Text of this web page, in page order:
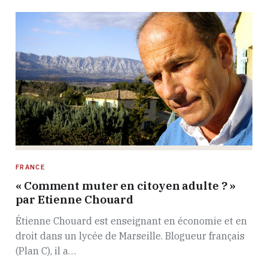
FRANCE
« Comment muter en citoyen adulte ? »
par Etienne Chouard
Étienne Chouard est enseignant en économie et en
droit dans un lycée de Marseille. Blogueur français
(Plan C), il a…